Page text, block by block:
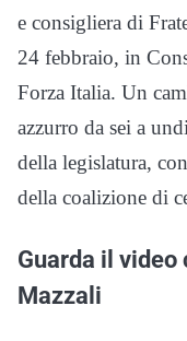
e consigliera di
24 febbraio, in
Forza Italia. Un
azzurro da sei a
della legislatura,
della coalizione di
Guarda il video
Mazzali